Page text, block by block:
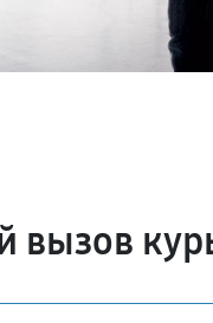
вызов